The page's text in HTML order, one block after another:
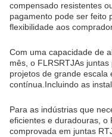
compensado resistentes
pagamento pode ser feito
flexibilidade aos
Com uma capacidade de
mês, o FLRSRTJAs juntas
projetos de grande escala
contínua.Incluindo as
Para as indústrias que
eficientes e duradouras, o
comprovada em juntas